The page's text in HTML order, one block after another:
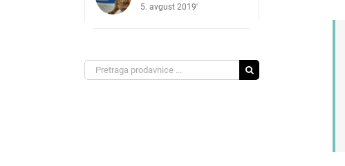
5. avgust 2019'
Search
for: